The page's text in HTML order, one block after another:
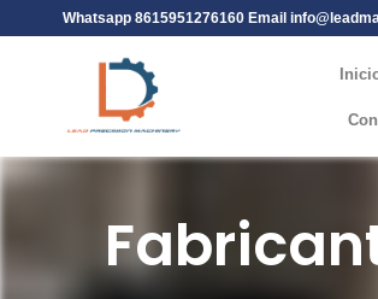
Whatsapp 8615951276160 Email